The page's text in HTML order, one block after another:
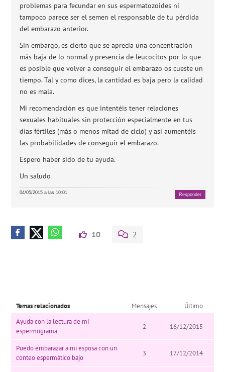
problemas para fecundar en sus espermatozoides ni
tampoco parece ser el semen el responsable de tu pérdida
del embarazo anterior.
Sin embargo, es cierto que se aprecia una concentración
más baja de lo normal y presencia de leucocitos por lo que
es posible que volver a conseguir el embarazo os cueste un
tiempo. Tal y como dices, la cantidad es baja pero la calidad
no es mala.
Mi recomendación es que intentéis tener relaciones
sexuales habituales sin protección especialmente en tus
días fértiles (más o menos mitad de ciclo) y así aumentéis
las probabilidades de conseguir el embarazo.
Espero haber sido de tu ayuda.
Un saludo
04/05/2015 a las 10:01 Responder
10 2
Temas relacionados Mensajes
Último
Ayuda con la lectura de mi
espermograma
2 16/12/2015
Puedo embarazar a mi esposa con un
conteo espermático bajo
3 17/12/2014